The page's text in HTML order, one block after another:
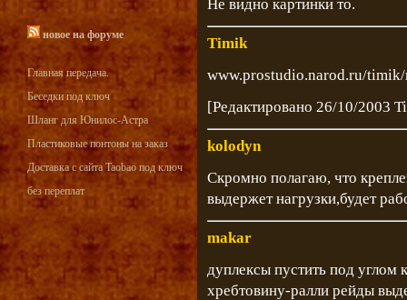
новое на форуме
Главная передача.
Беседки под ключ
Шланг для Юнилос-Астра
Пластиковые понтоны на заказ
Доставка с сайта Taobao под ключ
без переплат
Не видно картинки то.
Timik
www.prostudio.narod.ru/
[Редактировано 26/10/2003
kolodyn
Скромно полагаю, что
выдержет нагрузки,будет
makar
дуплексы пустить под углом
хребтовину-ралли рейды